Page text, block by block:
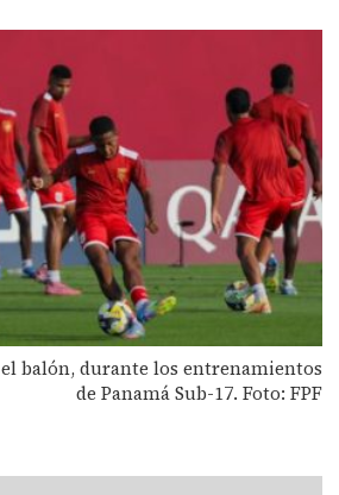
el balón, durante los entrenamientos
de Panamá Sub-17. Foto: FPF